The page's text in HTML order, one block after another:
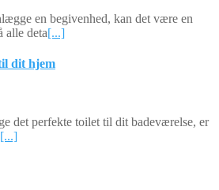
en begivenhed, kan det være en
alle deta[...]
dit hjem
det perfekte toilet til dit badeværelse, er
[...]